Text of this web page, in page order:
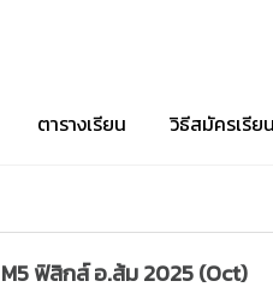
ตารางเรียน วิธีสมัครเรียน
M5 ฟิสิกส์ อ.ส้ม 2025 (Oct)